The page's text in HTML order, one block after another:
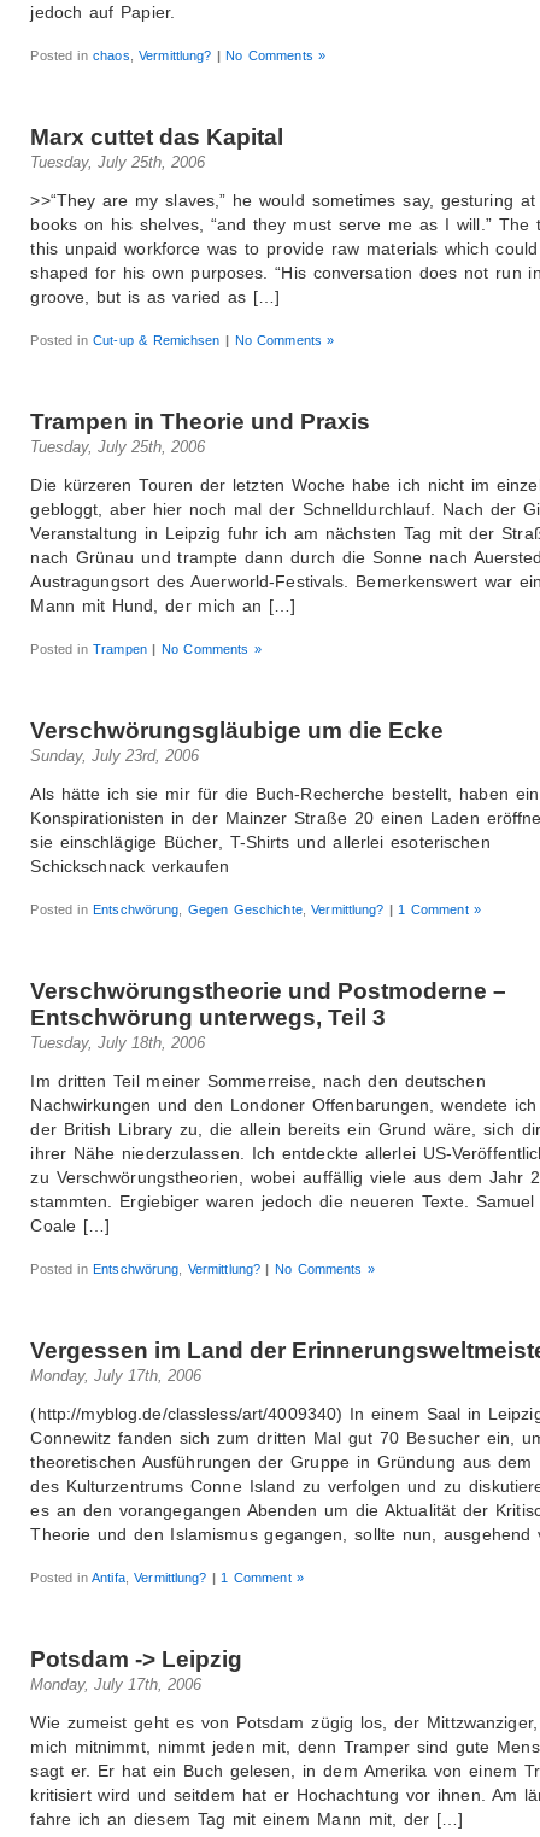
jedoch auf Papier.
Posted inchaos ,Vermittlung? | No Comments »
Marx cuttet das Kapital
Tuesday, July 25th, 2006
>>“They are my slaves,” he would sometimes say, gesturing at
books on his shelves, “and they must serve me as I will.” The
this unpaid workforce was to provide raw materials which
shaped for his own purposes. “His conversation does not run
groove, but is as varied as […]
Posted inCut-up & Remichsen | No Comments »
Trampen in Theorie und Praxis
Tuesday, July 25th, 2006
Die kürzeren Touren der letzten Woche habe ich nicht im
gebloggt, aber hier noch mal der Schnelldurchlauf. Nach der
Veranstaltung in Leipzig fuhr ich am nächsten Tag mit der
nach Grünau und trampte dann durch die Sonne nach
Austragungsort des Auerworld-Festivals. Bemerkenswert war
Mann mit Hund, der mich an […]
Posted inTrampen | No Comments »
Verschwörungsgläubige um die Ecke
Sunday, July 23rd, 2006
Als hätte ich sie mir für die Buch-Recherche bestellt, haben
Konspirationisten in der Mainzer Straße 20 einen Laden
sie einschlägige Bücher, T-Shirts und allerlei esoterischen
Schickschnack verkaufen
Posted inEntschwörung Gegen Geschichte,Vermittlung? | 1 Comment »
Verschwörungstheorie und Postmoderne –
Entschwörung unterwegs, Teil 3
Tuesday, July 18th, 2006
Im dritten Teil meiner Sommerreise, nach den deutschen
Nachwirkungen und den Londoner Offenbarungen, wendete
der British Library zu, die allein bereits ein Grund wäre, sich
ihrer Nähe niederzulassen. Ich entdeckte allerlei US-
zu Verschwörungstheorien, wobei auffällig viele aus dem Jahr
stammten. Ergiebiger waren jedoch die neueren Texte. Samuel
Coale […]
Posted inEntschwörung Vermittlung? | No Comments »
Vergessen im Land der
Monday, July 17th, 2006
(http://myblog.de/classless/art/4009340) In einem Saal in
Connewitz fanden sich zum dritten Mal gut 70 Besucher ein,
theoretischen Ausführungen der Gruppe in Gründung aus dem
des Kulturzentrums Conne Island zu verfolgen und zu
es an den vorangegangen Abenden um die Aktualität der
Theorie und den Islamismus gegangen, sollte nun,
Posted inAntifa,Vermittlung? | 1 Comment »
Potsdam -> Leipzig
Monday, July 17th, 2006
Wie zumeist geht es von Potsdam zügig los, der
mich mitnimmt, nimmt jeden mit, denn Tramper sind gute
sagt er. Er hat ein Buch gelesen, in dem Amerika von einem
kritisiert wird und seitdem hat er Hochachtung vor ihnen. Am
fahre ich an diesem Tag mit einem Mann mit, der […]